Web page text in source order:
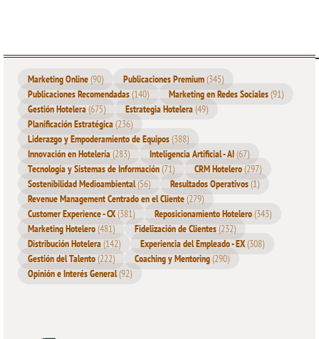
Marketing Online(90) Publicaciones Premium(345)
Publicaciones Recomendadas(140) Marketing en Redes Sociales(91)
Gestión Hotelera(675) Estrategia Hotelera(49)
Planificación Estratégica(236)
Liderazgo y Empoderamiento de Equipos(388)
Innovación en Hotelería(283) Inteligencia Artificial - AI(67)
Tecnología y Sistemas de Información(71) CRM Hotelero(297)
Sostenibilidad Medioambiental(56) Resultados Operativos(1)
Revenue Management Centrado en el Cliente(279)
Customer Experience - CX(381) Reposicionamiento Hotelero(343)
Marketing Hotelero(481) Fidelización de Clientes(232)
Distribución Hotelera(142) Experiencia del Empleado - EX(308)
Gestión del Talento(222) Coaching y Mentoring(290)
Opinión e Interés General(92)